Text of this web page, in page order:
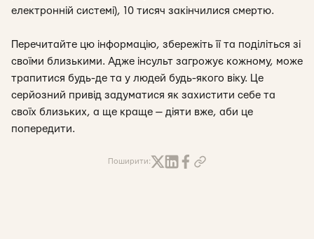
електронній системі), 10 тисяч закінчилися смертю.
Перечитайте цю інформацію, збережіть її та поділіться зі
своїми близькими. Адже інсульт загрожує кожному, може
трапитися будь-де та у людей будь-якого віку. Це
серйозний привід задуматися як захистити себе та
своїх близьких, а ще краще — діяти вже, аби це
попередити.
Поширити: